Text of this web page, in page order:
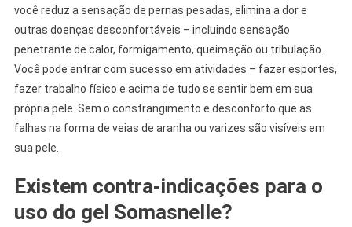
você reduz a sensação de pernas pesadas, elimina a dor e
outras doenças desconfortáveis – incluindo sensação
penetrante de calor, formigamento, queimação ou tribulação.
Você pode entrar com sucesso em atividades – fazer esportes,
fazer trabalho físico e acima de tudo se sentir bem em sua
própria pele. Sem o constrangimento e desconforto que as
falhas na forma de veias de aranha ou varizes são visíveis em
sua pele.
Existem contra-indicações para o
uso do gel Somasnelle?